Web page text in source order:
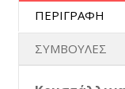
ΠΕΡΙΓΡΑΦΗ
ΣΥΜΒΟΥΛΕΣ